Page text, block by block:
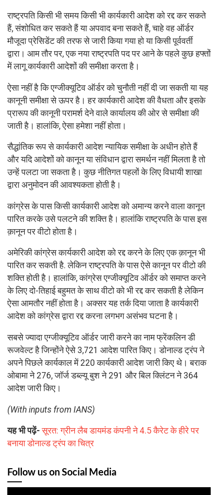
राष्ट्रपति किसी भी समय किसी भी कार्यकारी आदेश को रद्द कर सकते
हैं, संशोधित कर सकते हैं या अपवाद बना सकते हैं, चाहे वह ऑर्डर
मौजूदा प्रेसिडेंट की तरफ से जारी किया गया हो या किसी पूर्ववर्ती
द्वारा। आम तौर पर, एक नया राष्ट्रपति पद पर आने के पहले कुछ हफ्तों
में लागू कार्यकारी आदेशों की समीक्षा करता है।
ऐसा नहीं है कि एग्जीक्यूटिव ऑर्डर को चुनौती नहीं दी जा सकती या यह
कानूनी समीक्षा से ऊपर है। हर कार्यकारी आदेश की वैधता और इसके
प्रारूप की कानूनी परामर्श देने वाले कार्यालय की ओर से समीक्षा की
जाती है। हालांकि, ऐसा हमेशा नहीं होता।
सैद्धांतिक रूप से कार्यकारी आदेश न्यायिक समीक्षा के अधीन होते हैं
और यदि आदेशों को कानून या संविधान द्वारा समर्थन नहीं मिलता है तो
उन्हें पलटा जा सकता है। कुछ नीतिगत पहलों के लिए विधायी शाखा
द्वारा अनुमोदन की आवश्यकता होती है।
कांग्रेस के पास किसी कार्यकारी आदेश को अमान्य करने वाला कानून
पारित करके उसे पलटने की शक्ति है। हालांकि राष्ट्रपति के पास इस
क़ानून पर वीटो होता है।
अमेरिकी कांग्रेस कार्यकारी आदेश को रद्द करने के लिए एक क़ानून भी
पारित कर सकती है. लेकिन राष्ट्रपति के पास ऐसे कानून पर वीटो की
शक्ति होती है। हालांकि, कांग्रेस एग्जीक्यूटिव ऑर्डर को समाप्त करने
के लिए दो-तिहाई बहुमत के साथ वीटो को भी रद्द कर सकती है लेकिन
ऐसा आमतौर नहीं होता है। अक्सर यह तर्क दिया जाता है कार्यकारी
आदेश को कांग्रेस द्वारा रद्द करना लगभग असंभव घटना है।
सबसे ज्यादा एग्जीक्यूटिव ऑर्डर जारी करने का नाम फ्रेंकलिन डी
रूजवेल्ट है जिन्होंने ऐसे 3,721 आदेश पारित किए। डोनाल्ड ट्रंप ने
अपने पिछले कार्यकाल में 220 कार्यकारी आदेश जारी किए थे। बराक
ओबामा ने 276, जॉर्ज डब्ल्यू बुश ने 291 और बिल क्लिंटन ने 364
आदेश जारी किए।
(With inputs from IANS)
यह भी पढ़ें- सूरत: ग्रीन लैब डायमंड कंपनी ने 4.5 कैरेट के हीरे पर
बनाया डोनाल्ड ट्रंप का चित्र
Follow us on Social Media